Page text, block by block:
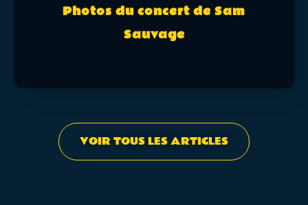
Photos du concert de Sam
Sauvage
VOIR TOUS LES ARTICLES